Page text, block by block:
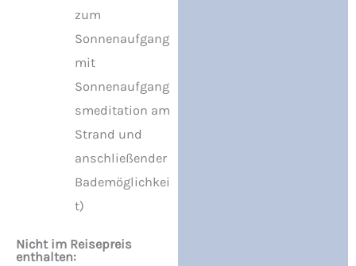
zum
Sonnenaufgang
mit
Sonnenaufgang
smeditation am
Strand und
anschließender
Bademöglichkei
t)
Nicht im Reisepreis
enthalten: